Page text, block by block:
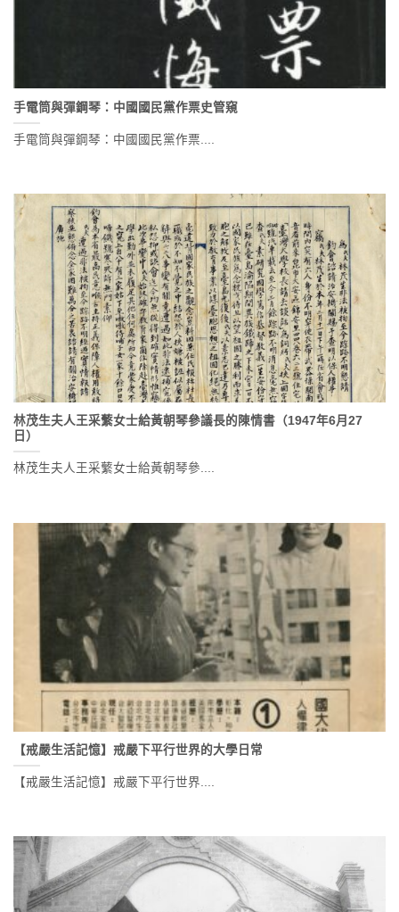
手電筒與彈鋼琴：中國國民黨作票史管窺
手電筒與彈鋼琴：中國國民黨作票....
林茂生夫人王采蘩女士給黃朝琴參議長的陳情書（1947年6月27
日）
林茂生夫人王采蘩女士給黃朝琴參....
【戒嚴生活記憶】戒嚴下平行世界的大學日常
【戒嚴生活記憶】戒嚴下平行世界....